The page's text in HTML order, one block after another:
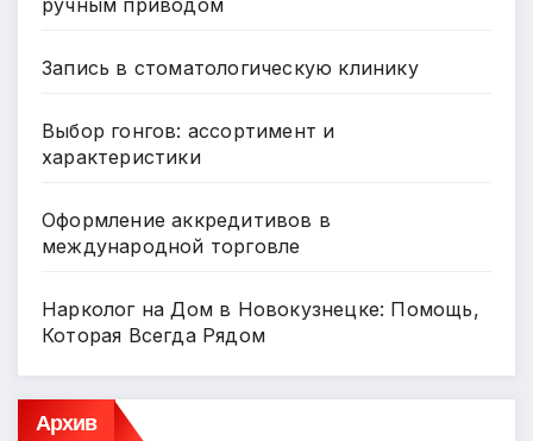
ручным приводом
Запись в стоматологическую клинику
Выбор гонгов: ассортимент и
характеристики
Оформление аккредитивов в
международной торговле
Нарколог на Дом в Новокузнецке: Помощь,
Которая Всегда Рядом
Архив